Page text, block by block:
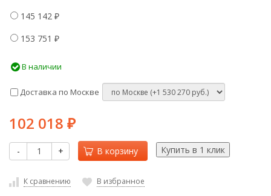
145 142 ₽
153 751 ₽
В наличии
Доставка по Москве
102 018 ₽
- + В корзину
К сравнению В избранное